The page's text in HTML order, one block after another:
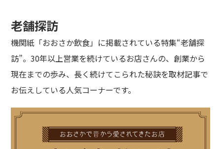
老舗探訪
機関紙「おおさか飲食」に掲載されている特集“老舗探
訪”。30年以上営業を続けているお店さんの、創業から
現在までの歩み、長く続けてこられた秘訣を取材記事で
お伝えしている人気コーナーです。